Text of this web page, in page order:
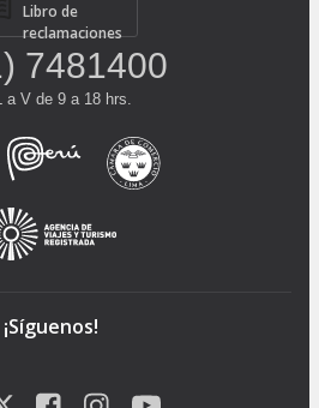
Libro de
reclamaciones
7481400
a V de 9 a 18 hrs.
¡Síguenos!